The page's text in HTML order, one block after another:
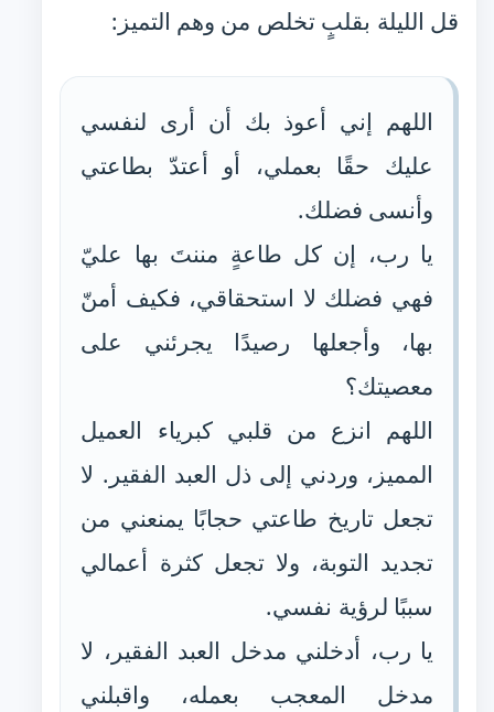
قل الليلة بقلبٍ تخلص من وهم التميز:
اللهم إني أعوذ بك أن أرى لنفسي
عليك حقًا بعملي، أو أعتدّ بطاعتي
وأنسى فضلك.
يا رب، إن كل طاعةٍ مننتَ بها عليّ
فهي فضلك لا استحقاقي، فكيف أمنّ
بها، وأجعلها رصيدًا يجرئني على
معصيتك؟
اللهم انزع من قلبي كبرياء العميل
المميز، وردني إلى ذل العبد الفقير. لا
تجعل تاريخ طاعتي حجابًا يمنعني من
تجديد التوبة، ولا تجعل كثرة أعمالي
سببًا لرؤية نفسي.
يا رب، أدخلني مدخل العبد الفقير، لا
مدخل المعجب بعمله، واقبلني